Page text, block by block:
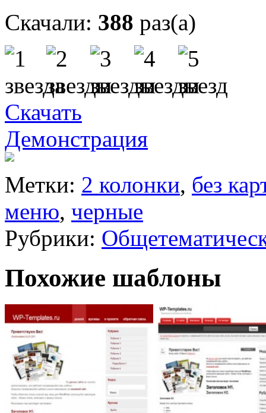
Скачали: 388 раз(а)
Скачать
Демонстрация
Метки: 2 колонки, без
меню, черные
Рубрики:
Похожие шаблоны